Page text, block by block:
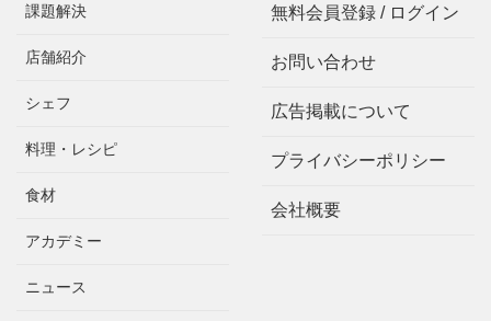
課題解決
店舗紹介
シェフ
料理・レシピ
食材
アカデミー
ニュース
無料会員登録 / ログイン
お問い合わせ
広告掲載について
プライバシーポリシー
会社概要